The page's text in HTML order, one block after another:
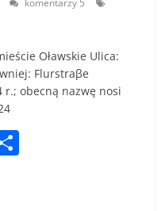
komentarzy 5
Oławskie Ulica:
Flurstraβe
r.; obecną nazwę nosi